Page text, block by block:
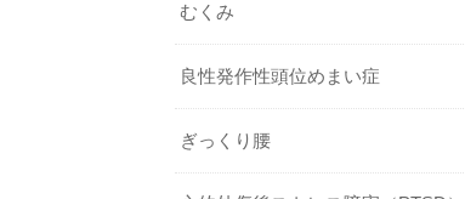
むくみ
良性発作性頭位めまい症
ぎっくり腰